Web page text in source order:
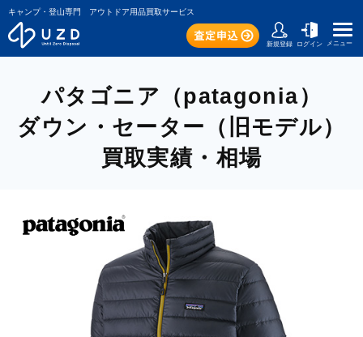
キャンプ・登山専門 アウトドア用品買取サービス
新規登録 ログイン メニュー
パタゴニア（patagonia）
ダウン・セーター（旧モデル）
買取実績・相場